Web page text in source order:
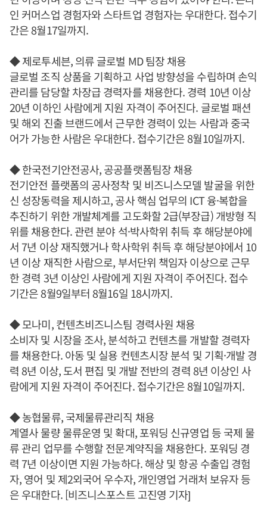
인 커머스업 경험자와 스타트업 경험자는 우대한다. 접수기
간은 8월17일까지.
◆ 제로투세븐, 의류 글로벌 MD 팀장 채용
글로벌 조직 상품을 기획하고 사업 방향성을 수립하며 손익
관리를 담당할 차장급 경력자를 채용한다. 경력 10년 이상
20년 이하인 사람에게 지원 자격이 주어진다. 글로벌 패션
및 해외 진출 브랜드에서 근무한 경력이 있는 사람과 중국
어가 가능한 사람은 우대한다. 접수기간은 8월10일까지.
◆ 한국전기안전공사, 공공플랫폼팀장 채용
전기안전 플랫폼의 공사정착 및 비즈니스모델 발굴을 위한
신 성장동력을 제시하고, 공사 핵심 업무의 ICT 융·복합을
추진하기 위한 개발체계를 고도화할 2급(부장급) 개방형 직
위를 채용한다. 관련 분야 석·박사학위 취득 후 해당분야에
서 7년 이상 재직했거나 학사학위 취득 후 해당분야에서 10
년 이상 재직한 사람으로, 부서단위 책임자 이상으로 근무
한 경력 3년 이상인 사람에게 지원 자격이 주어진다. 접수
기간은 8월9일부터 8월16일 18시까지.
◆ 모나미, 컨텐츠비즈니스팀 경력사원 채용
소비자 및 시장을 조사, 분석하고 컨텐츠를 개발할 경력자
를 채용한다. 아동 및 실용 컨텐츠시장 분석 및 기획·개발 경
력 8년 이상, 도서 편집 및 개발 전반의 경력 8년 이상인 사
람에게 지원 자격이 주어진다. 접수기간은 8월10일까지.
◆ 농협물류, 국제물류관리직 채용
계열사 물량 물류운영 및 확대, 포워딩 신규영업 등 국제 물
류 관리 업무를 수행할 전문계약직을 채용한다. 포워딩 경
력 7년 이상이면 지원 가능하다. 해상 및 항공 수출입 경험
자, 영어 및 제2외국어 우수자, 개인영업 거래처 보유자 등
은 우대한다. [비즈니스포스트 고진영 기자]